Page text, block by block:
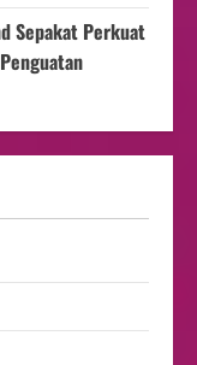
Sepakat Perkuat